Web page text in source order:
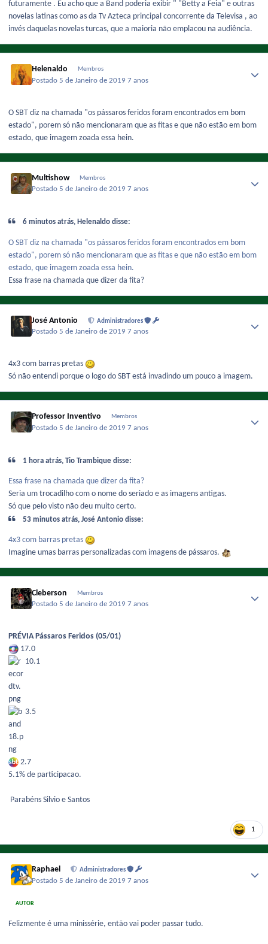
futuramente . Eu acho que a Band poderia exibir " "Betty a Feia" e outras
novelas latinas como as da Tv Azteca principal concorrente da Televisa , ao
invés daquelas novelas turcas, que a maioria não emplacou na audiência.
Helenaldo Membros
Postado 5 de Janeiro de 20197 anos
O SBT diz na chamada "os pássaros feridos foram encontrados em bom
estado", porem só não mencionaram que as fitas e que não estão em bom
estado, que imagem zoada essa hein.
Multishow Membros
Postado 5 de Janeiro de 2019 7 anos
6 minutos atrás, Helenaldo disse:
O SBT diz na chamada "os pássaros feridos foram encontrados em bom
estado", porem só não mencionaram que as fitas e que não estão em bom
estado, que imagem zoada essa hein.
Essa frase na chamada que dizer da fita?
José Antonio Administradores
Postado 5 de Janeiro de 2019 7 anos
4x3 com barras pretas
Só não entendi porque o logo do SBT está invadindo um pouco a imagem.
Professor Inventivo Membros
Postado 5 de Janeiro de 20197 anos
1 hora atrás, Tio Trambique disse:
Essa frase na chamada que dizer da fita?
Seria um trocadilho com o nome do seriado e as imagens antigas.
Só que pelo visto não deu muito certo.
53 minutos atrás, José Antonio disse:
4x3 com barras pretas
Imagine umas barras personalizadas com imagens de pássaros.
Cleberson Membros
Postado 5 de Janeiro de 20197 anos
PRÉVIA Pássaros Feridos (05/01)
17.0
10.1
3.5
2.7
5.1% de participacao.
Parabéns Silvio e Santos
1
Raphael Administradores
Postado 5 de Janeiro de 20197 anos
AUTOR
Felizmente é uma minissérie, então vai poder passar tudo.